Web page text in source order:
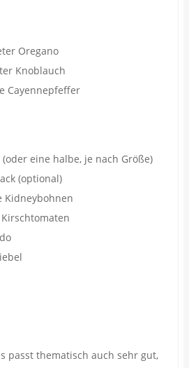
Oregano
Knoblauch
Cayennepfeffer
eine halbe, je nach Größe)
(optional)
Kidneybohnen
passt thematisch auch sehr gut,